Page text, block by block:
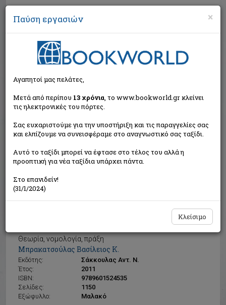
Αναζήτηση
Θεωρία, νομολογία, πράξη
Μπρακατσούλας Βασίλειος Κ.
Εκδότης:
Σάκκουλας Αντ. Ν.
Έτος:
2011
ISBN:
9789601524535
Σελίδες:
1150
Εξώφυλλο:
Μαλακό
Εξαντλημένο από τον
εκδότη
×
Παύση εργασιών
Αγαπητοί μας πελάτες,
Μετά από περίπου 13 χρόνια, το www.bookworld.gr κλείνει
τις ηλεκτρονικές του πόρτες.
Σας ευχαριστούμε για την υποστήριξη και τις παραγγελίες σας
και ελπίζουμε να συνεισφέραμε στο αναγνωστικό σας ταξίδι.
Αυτό το ταξίδι μπορεί να έφτασε στο τέλος του αλλά η
προοπτική για νέα ταξίδια υπάρχει πάντα.
Στο επανιδείν!
(31/1/2024)
Κλείσιμο